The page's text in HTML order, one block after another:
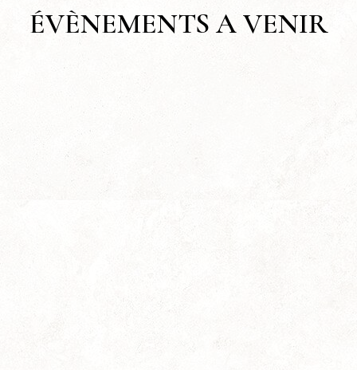
ÉVÈNEMENTS A VENIR